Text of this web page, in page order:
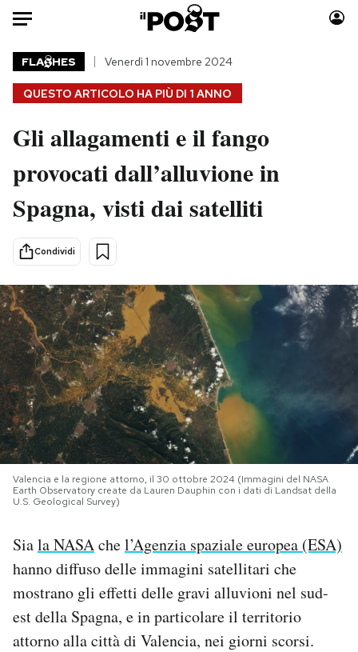
Auto
HOME
Italia
Politica
Tecnologia
Internet
Scienza
Economia
Sport
Moda
Consumismi
Storie/Idee
Altrecose
Mondiali calcio 2026
PODCAST
NEWSLETTER
I MIEI PREFERITI
SHOP
CALENDARIO
QUESTO ARTICOLO HA PIÙ DI 1 ANNO
FLA HES Venerdì 1 novembre 2024
Gli allagamenti e il fango
provocati dall’alluvione in
Spagna, visti dai satelliti
Condividi
Valencia e la regione attorno, il 30 ottobre 2024 (Immagini del NASA
Earth Observatory create da Lauren Dauphin con i dati di Landsat della
U.S. Geological Survey)
Siala NASAchel’Agenzia spaziale europea (ESA)
hanno diffuso delle immagini satellitari che
mostrano gli effetti delle gravi alluvioni nel sud-
est della Spagna, e in particolare il territorio
attorno alla città di Valencia, nei giorni scorsi.